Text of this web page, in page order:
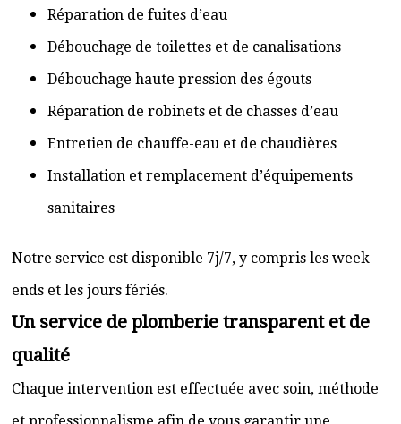
Réparation de fuites d’eau
Débouchage de toilettes et de canalisations
Débouchage haute pression des égouts
Réparation de robinets et de chasses d’eau
Entretien de chauffe-eau et de chaudières
Installation et remplacement d’équipements
sanitaires
Notre service est disponible 7j/7, y compris les week-
ends et les jours fériés.
Un service de plomberie transparent et de
qualité
Chaque intervention est effectuée avec soin, méthode